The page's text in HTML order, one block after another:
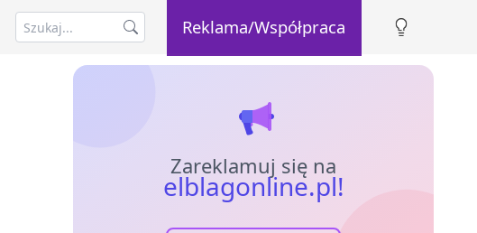
Reklama/Współpraca
Zareklamuj się na
elblagonline.pl!